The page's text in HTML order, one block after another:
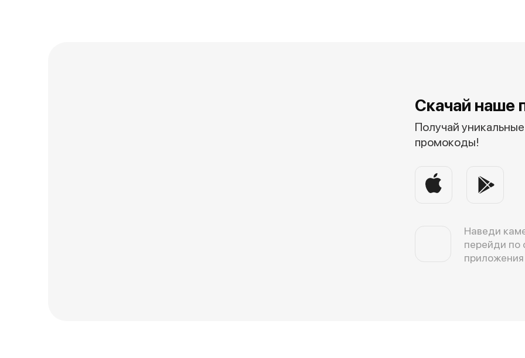
Скачай наше
Получай
промокоды!
Наведи
перейди по
приложения